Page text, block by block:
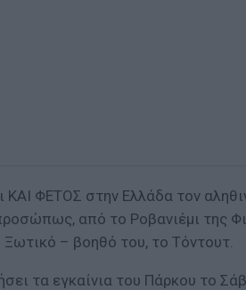
ΦΕΤΟΣ στην Ελλάδα τον
από το Ροβανιέμι της
– βοηθό του, τo Τόντουτ.
τα εγκαίνια του Πάρκου το